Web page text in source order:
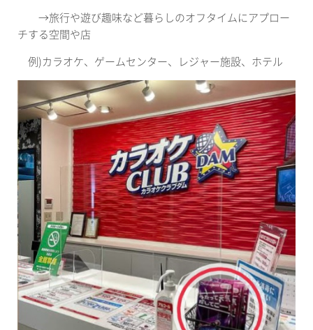
→旅行や遊び趣味など暮らしのオフタイムにアプロー
チする空間や店
例)カラオケ、ゲームセンター、レジャー施設、ホテル